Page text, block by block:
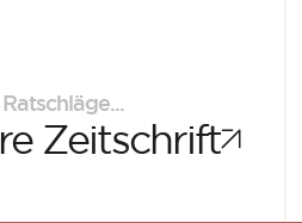
Zeitschrift